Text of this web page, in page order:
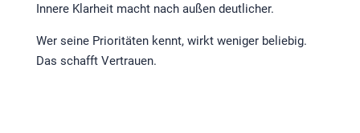
Innere Klarheit macht nach außen deutlicher.
Wer seine Prioritäten kennt, wirkt weniger beliebig.
Das schafft Vertrauen.